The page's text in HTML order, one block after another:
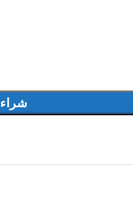
ACHETER - شراء